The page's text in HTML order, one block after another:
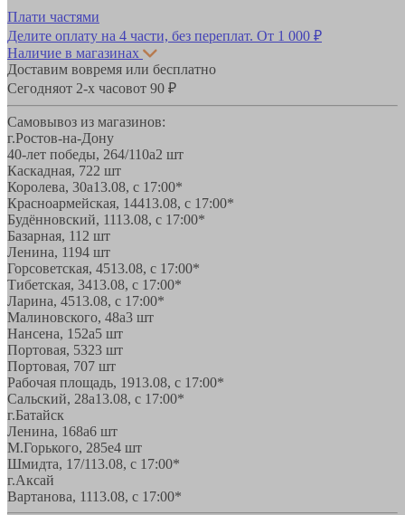
Плати частями
Делите оплату на 4 части, без переплат. От 1 000 ₽
Наличие в магазинах
Доставим вовремя или бесплатно
Сегодняот 2-х часовот 90 ₽
Самовывоз из магазинов:
г.Ростов-на-Дону
40-лет победы, 264/110а2 шт
Каскадная, 722 шт
Королева, 30а13.08, с 17:00*
Красноармейская, 14413.08, с 17:00*
Будённовский, 1113.08, с 17:00*
Базарная, 11 2 шт
Ленина, 1194 шт
Горсоветская, 4513.08, с 17:00*
Тибетская, 3413.08, с 17:00*
Ларина, 4513.08, с 17:00*
Малиновского, 48а3 шт
Нансена, 152а5 шт
Портовая, 5323 шт
Портовая, 707 шт
Рабочая площадь, 1913.08, с 17:00*
Сальский, 28a13.08, с 17:00*
г.Батайск
Ленина, 168а6 шт
М.Горького, 285е4 шт
Шмидта, 17/113.08, с 17:00*
г.Аксай
Вартанова, 1113.08, с 17:00*